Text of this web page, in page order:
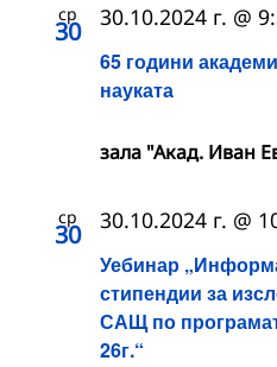
ср
30
65 години
науката
30.10.2024 г. @
зала "Акад. Иван
ср
30
Уебинар
стипендии за
САЩ по
26г.“
30.10.2024 г. @